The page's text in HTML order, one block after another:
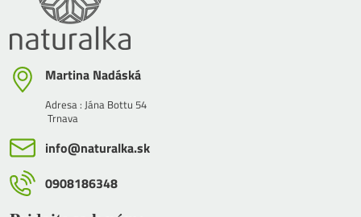
Martina Nadáská
Adresa : Jána Bottu 54
Trnava
info​@naturalka​.sk
0908186348